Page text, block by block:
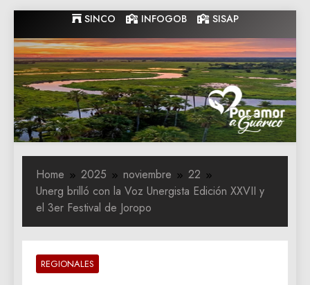
to
content
SINCO INFOGOB SISAP
Gobernacion
de Guarico
Gobernacion de Guarico
Home 2025 noviembre
22
Unerg brilló con la Voz Unergista Edición XXVII y
el 3er Festival de Joropo
REGIONALES